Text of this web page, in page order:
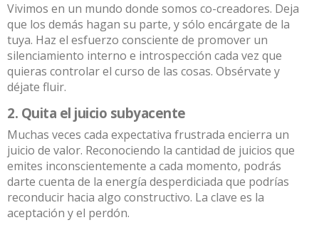
Vivimos en un mundo donde somos co-creadores. Deja
que los demás hagan su parte, y sólo encárgate de la
tuya. Haz el esfuerzo consciente de promover un
silenciamiento interno e introspección cada vez que
quieras controlar el curso de las cosas. Obsérvate y
déjate fluir.
2. Quita el juicio subyacente
Muchas veces cada expectativa frustrada encierra un
juicio de valor. Reconociendo la cantidad de juicios que
emites inconscientemente a cada momento, podrás
darte cuenta de la energía desperdiciada que podrías
reconducir hacia algo constructivo. La clave es la
aceptación y el perdón.